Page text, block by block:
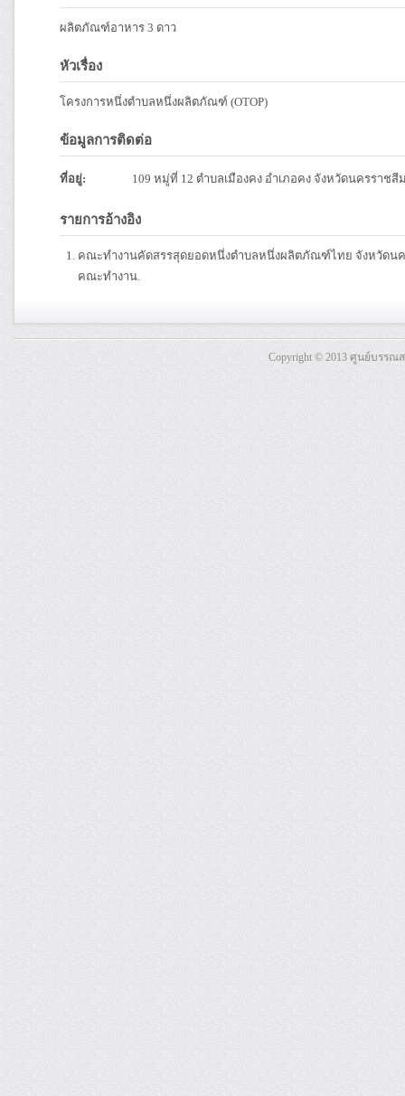
ผลิตภัณฑ์อาหาร 3 ดาว
หัวเรื่อง
โครงการหนึ่งตำบลหนึ่งผลิตภัณฑ์ (OTOP)
ข้อมูลการติดต่อ
ที่อยู่: 109 หมู่ที่ 12 ตำบลเมืองคง อำเภอคง จังหวัดนครราชสี
รายการอ้างอิง
คณะทำงานคัดสรรสุดยอดหนึ่งตำบลหนึ่งผลิตภัณฑ์ไทย จังหวัดนค
คณะทำงาน.
Copyright © 2013 ศูนย์บรร